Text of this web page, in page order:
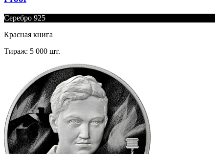
Серебро 925
Красная книга
Тираж: 5 000 шт.